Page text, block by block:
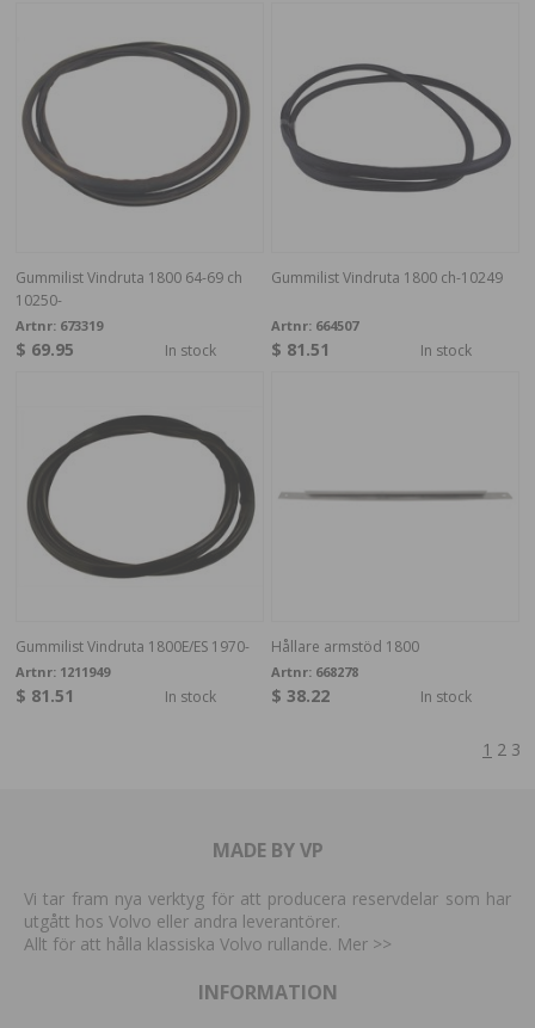
Gummilist Vindruta 1800 64-69 ch
10250-
Artnr: 673319
$ 69.95 In stock
Gummilist Vindruta 1800 ch-10249
Artnr: 664507
$ 81.51 In stock
Gummilist Vindruta 1800E/ES 1970-
Artnr: 1211949
$ 81.51 In stock
Hållare armstöd 1800
Artnr: 668278
$ 38.22 In stock
1 2 3
MADE BY VP
Vi tar fram nya verktyg för att producera reservdelar som har
utgått hos Volvo eller andra leverantörer.
Allt för att hålla klassiska Volvo rullande. Mer >>
INFORMATION